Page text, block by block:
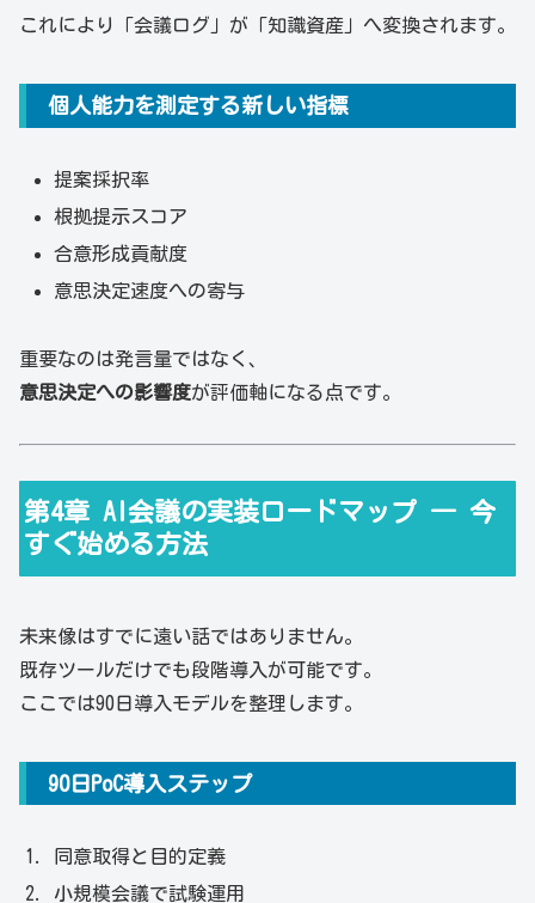
これにより「会議ログ」が「知識資産」へ変換されます。
個人能力を測定する新しい指標
提案採択率
根拠提示スコア
合意形成貢献度
意思決定速度への寄与
重要なのは発言量ではなく、
意思決定への影響度が評価軸になる点です。
第4章 AI会議の実装ロードマップ ― 今
すぐ始める方法
未来像はすでに遠い話ではありません。
既存ツールだけでも段階導入が可能です。
ここでは90日導入モデルを整理します。
90日PoC導入ステップ
同意取得と目的定義
小規模会議で試験運用